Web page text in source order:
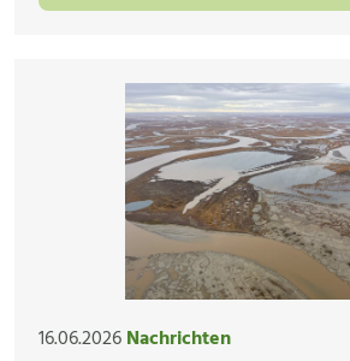
16.06.2026Nachrichten